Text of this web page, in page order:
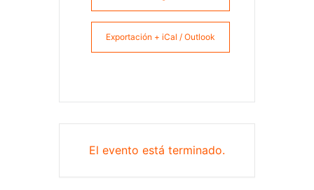
Exportación + iCal / Outlook
El evento está terminado.